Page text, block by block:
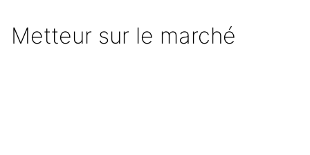
Metteur sur le marché